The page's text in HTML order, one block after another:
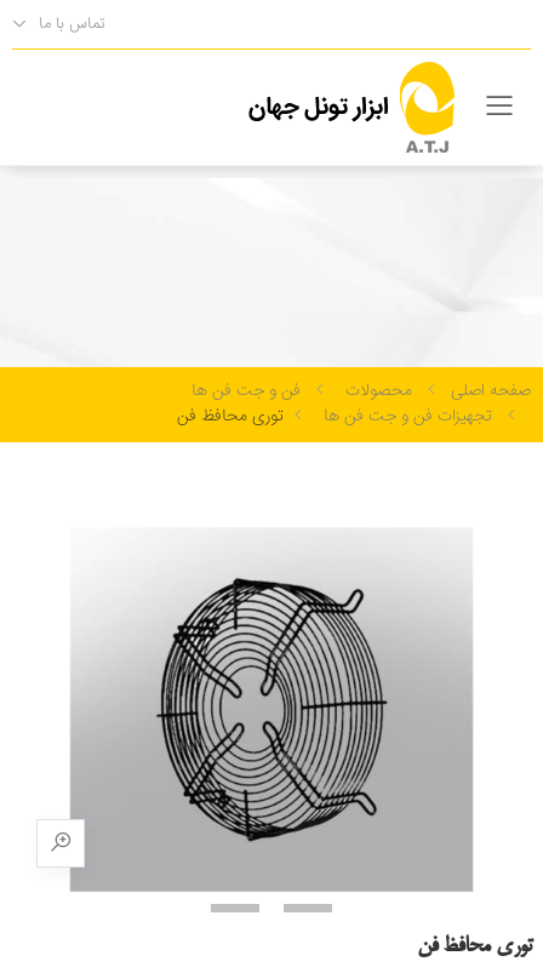
تماس با ما
فهرست
صفحه اصلی محصولات
فن و جت فن ها
تجهیزات فن و جت فن ها
توری محافظ فن
توری محافظ فن